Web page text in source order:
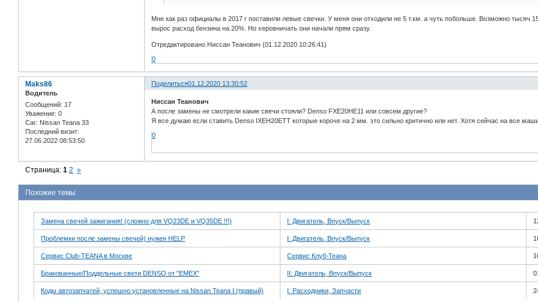
Мне как раз официалы в 2017 г поставили левые свечки. У меня они отходили не 5 т.км. а чуть побольше. Возможно тысяч
вырос расход бензина на 20%. Но херовничать они начали прям сразу.
Отредактировано Ниссан Теанович (01.12.2020 10:26:41)
0
Поделиться01.12.2020 13:30:52
Maks86
Водитель
Сообщений: 17
Уважение: 0
Car: Nissan Teana 33
Последний визит:
27.06.2022 08:53:50
Ниссан Теанович
А после замены не смотрели какие свечи стояли? Denso FXE20HE11 или совсем другие?
Я все думаю если ставить Denso IXEH20ETT которые короче на 2 мм. это сильно критично или нет. Хотя сейчас на все
0
Страница:1 2 »
Похожие темы
Замена свечей зажигания! (сложно для VQ23DE и VQ35DE !!!) I: Двигатель, Впуск/Выпуск
Проблемки после замены свечей) нужен HELP I: Двигатель, Впуск/Выпуск
Сервис Club-TEANA в Москве Сервис Клуб-Теана
Бракованные/Поддельные свети DENSO от "EMEX" II: Двигатель, Впуск/Выпуск
Коды автозапчатей, успешно установленные на Nissan Teana I (правый) I: Расходники, Запчасти